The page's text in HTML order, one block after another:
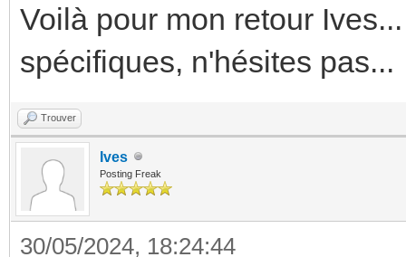
Voilà pour mon retour
spécifiques, n'hésites pas...
Trouver
Ives
Posting Freak
30/05/2024, 18:24:44